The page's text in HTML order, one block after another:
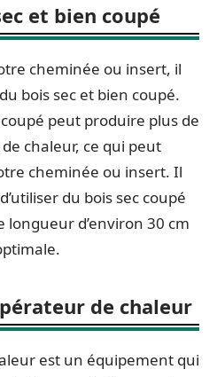
et bien coupé
cheminée ou insert, il
bois sec et bien coupé.
peut produire plus de
chaleur, ce qui peut
cheminée ou insert. Il
du bois sec coupé
longueur d’environ 30 cm
de chaleur
est un équipement qui